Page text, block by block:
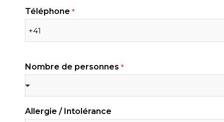
r
é
n
o
Téléphone *
Nombre de personnes *
Allergie / Intolérance